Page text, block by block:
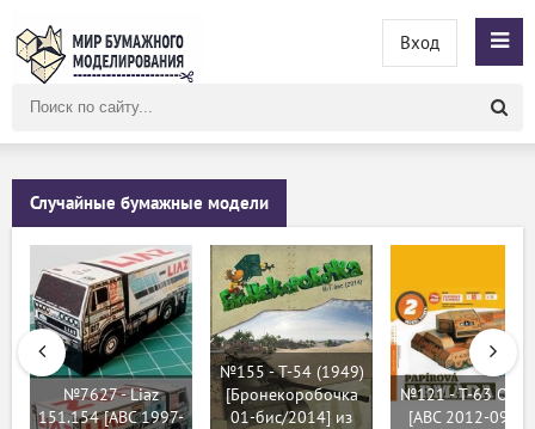
сайту
Вход
Случайные бумажные модели
№7627 - Liaz
151.154 [ABC 1997-
№155 - T-54 (1949)
[Бронекоробочка
01-бис/2014] из
№121 - T-63
[ABC 2012-09] из